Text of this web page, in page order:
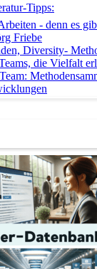
Tipps:
- denn es
Friebe
Diversity-
die Vielfalt